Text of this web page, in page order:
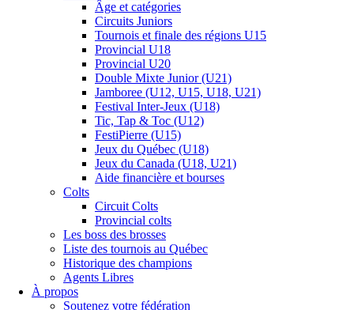
Âge et catégories
Circuits Juniors
Tournois et finale des régions U15
Provincial U18
Provincial U20
Double Mixte Junior (U21)
Jamboree (U12, U15, U18, U21)
Festival Inter-Jeux (U18)
Tic, Tap & Toc (U12)
FestiPierre (U15)
Jeux du Québec (U18)
Jeux du Canada (U18, U21)
Aide financière et bourses
Colts
Circuit Colts
Provincial colts
Les boss des brosses
Liste des tournois au Québec
Historique des champions
Agents Libres
À propos
Soutenez votre fédération